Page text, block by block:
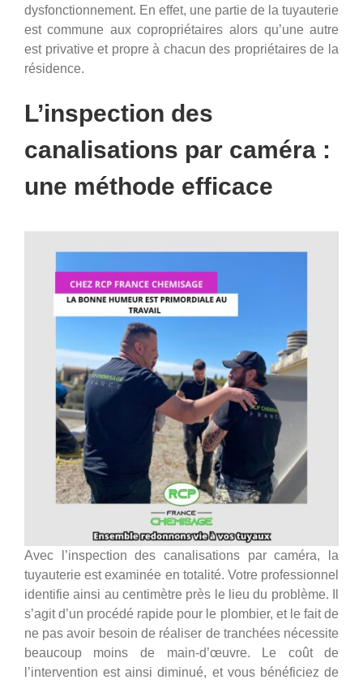
dysfonctionnement. En effet, une partie de la tuyauterie
est commune aux copropriétaires alors qu’une autre
est privative et propre à chacun des propriétaires de la
résidence.
L’inspection des
canalisations par caméra :
une méthode efficace
Avec l’inspection des canalisations par caméra, la
tuyauterie est examinée en totalité. Votre professionnel
identifie ainsi au centimètre près le lieu du problème. Il
s’agit d’un procédé rapide pour le plombier, et le fait de
ne pas avoir besoin de réaliser de tranchées nécessite
beaucoup moins de main-d’œuvre. Le coût de
l’intervention est ainsi diminué, et vous bénéficiez de